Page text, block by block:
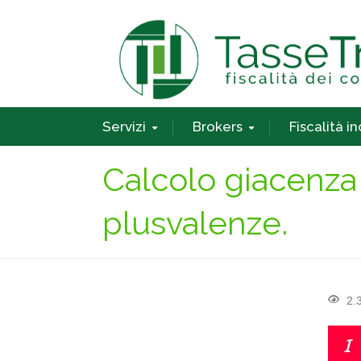
Servizi Brokers Fiscalità
Calcolo
plusvalenze.